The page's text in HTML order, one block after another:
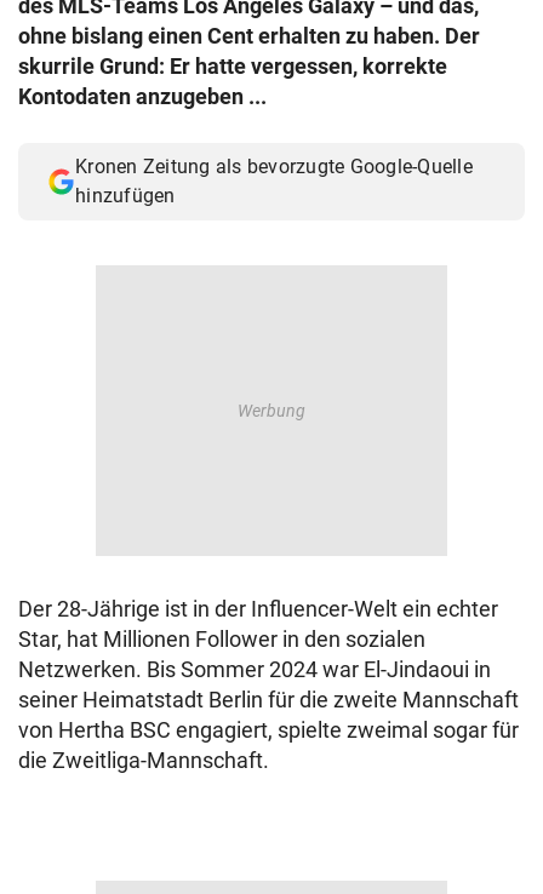
des MLS-Teams Los Angeles Galaxy – und das,
ohne bislang einen Cent erhalten zu haben. Der
skurrile Grund: Er hatte vergessen, korrekte
Kontodaten anzugeben ...
Kronen Zeitung als bevorzugte Google-Quelle
hinzufügen
Der 28-Jährige ist in der Influencer-Welt ein echter
Star, hat Millionen Follower in den sozialen
Netzwerken. Bis Sommer 2024 war El-Jindaoui in
seiner Heimatstadt Berlin für die zweite Mannschaft
von Hertha BSC engagiert, spielte zweimal sogar für
die Zweitliga-Mannschaft.